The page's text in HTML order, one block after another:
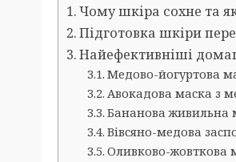
Чому шкіра сохне та
Підготовка шкіри
Найефективніші
Медово-йогуртова
Авокадова маска з
Бананова живильна
Вівсяно-медова
Оливково-жовткова